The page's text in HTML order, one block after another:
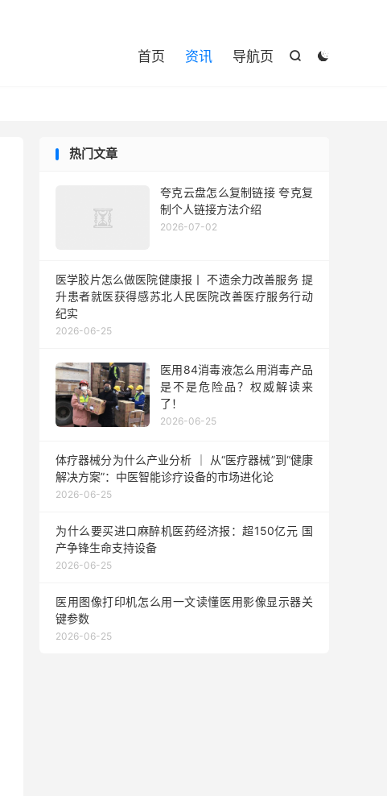


首页 资讯 导航页
热门文章
夸克云盘怎么复制链接 夸克复
制个人链接方法介绍
2026-07-02
医学胶片怎么做医院健康报丨 不遗余力改善服务 提
升患者就医获得感苏北人民医院改善医疗服务行动
纪实
2026-06-25
医用84消毒液怎么用消毒产品
是不是危险品？权威解读来
了！
2026-06-25
体疗器械分为什么产业分析 ｜ 从“医疗器械”到“健康
解决方案”：中医智能诊疗设备的市场进化论
2026-06-25
为什么要买进口麻醉机医药经济报：超150亿元 国
产争锋生命支持设备
2026-06-25
医用图像打印机怎么用一文读懂医用影像显示器关
键参数
2026-06-25